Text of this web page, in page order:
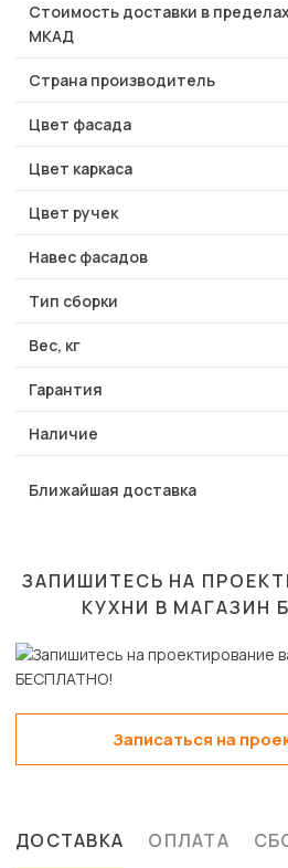
Стоимость доставки в
МКАД
Страна производитель
Цвет фасада
Цвет каркаса
Цвет ручек
Навес фасадов
Тип сборки
Вес, кг
Гарантия
Наличие
Ближайшая доставка
ЗАПИШИТЕСЬ НА
КУХНИ В МАГАЗИН
Записаться на
ДОСТАВКА ОПЛАТА